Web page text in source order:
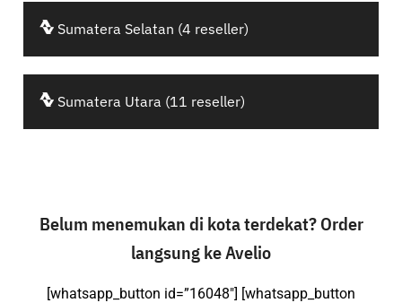
Sumatera Selatan (4 reseller)
Sumatera Utara (11 reseller)
Belum menemukan di kota terdekat? Order
langsung ke Avelio
[whatsapp_button id=”16048″] [whatsapp_button